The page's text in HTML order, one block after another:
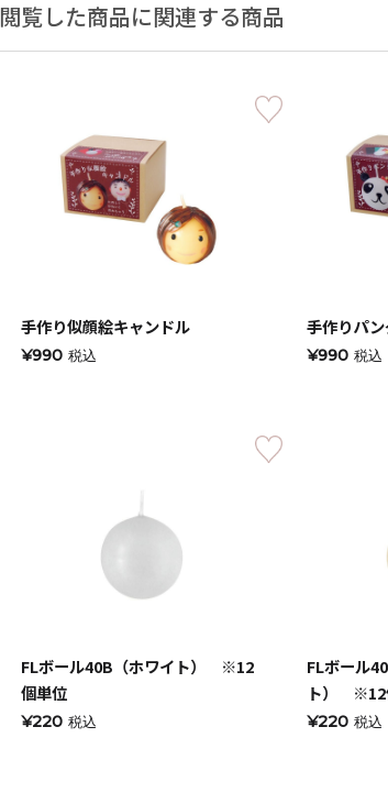
キャンドルビュッフェ・リ
ユニティーセレモニー
閲覧した商品に関連する商品
手作り似顔絵キャンドル
¥990 税込
手作りパ
¥990 税込
FLボール40B（ホワイト） ※12
個単位
¥220 税込
FLボール
ト） ※12
¥220 税込